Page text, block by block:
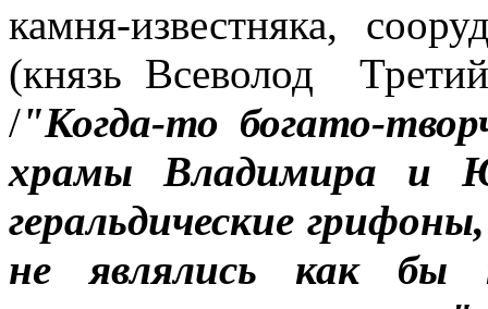
камня-известняка,
(князь Всеволод
/"Когда-то богато-
храмы Владимира и
геральдические
не являлись как бы